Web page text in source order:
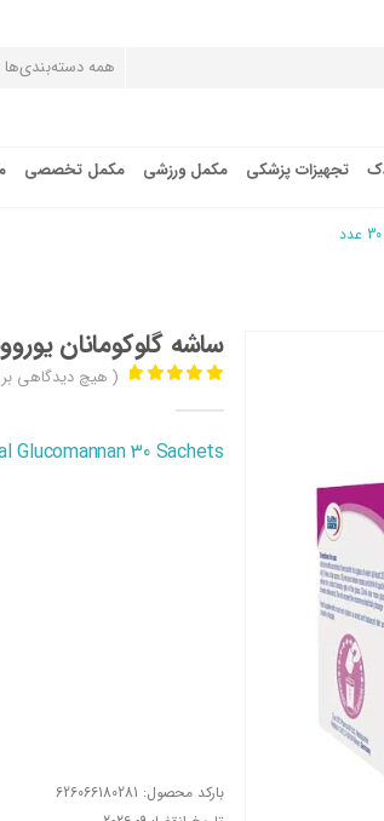
همه دسته‌بندی‌ها
تجهیزات پزشکی مکمل ورزشی مکمل تخصصی
ساشه گلوکومانان یوروویتال
( هیچ دیدگاهی
Glucomannan 30 Sachets
بارکد محصول: 626066180281